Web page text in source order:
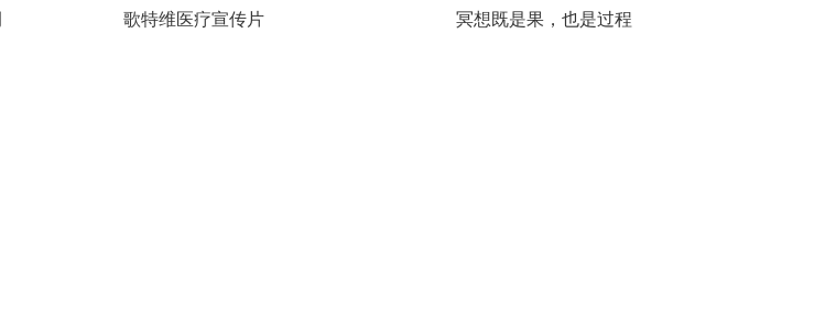
歌特维医疗宣传片 冥想既是果，也是过程